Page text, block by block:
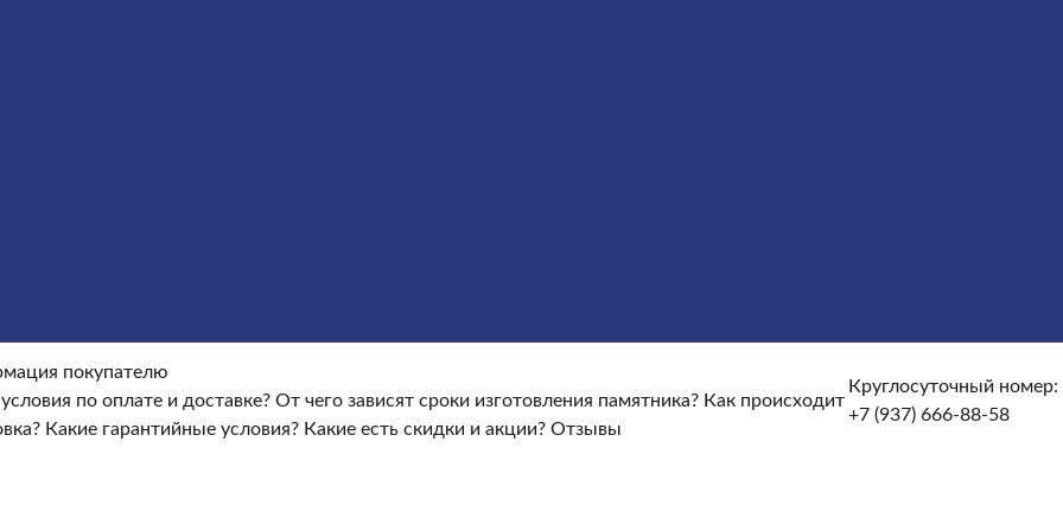
покупателю
по оплате и доставке? От чего зависят сроки изготовления памятника? Как происходит
Какие гарантийные условия? Какие есть скидки и акции? Отзывы
Круглосуточный номер:
+7 (937) 666-88-58